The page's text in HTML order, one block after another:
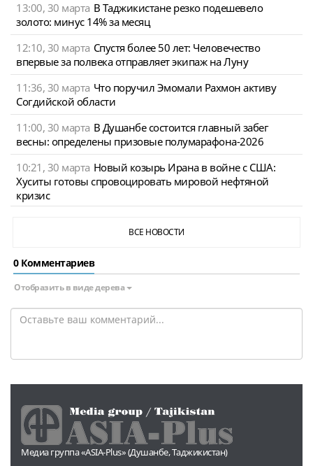
13:00, 30 марта В Таджикистане резко подешевело
золото: минус 14% за месяц
12:10, 30 марта Спустя более 50 лет: Человечество
впервые за полвека отправляет экипаж на Луну
11:36, 30 марта Что поручил Эмомали Рахмон активу
Согдийской области
11:00, 30 марта В Душанбе состоится главный забег
весны: определены призовые полумарафона-2026
10:21, 30 марта Новый козырь Ирана в войне с США:
Хуситы готовы спровоцировать мировой нефтяной
кризис
ВСЕ НОВОСТИ
0 Комментариев
Отобразить в виде дерева
Медиа группа «ASIA-Plus» (Душанбе, Таджикистан)